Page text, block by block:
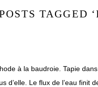
TAGGED
à la baudroie. Tapie
d’elle. Le flux de l’eau